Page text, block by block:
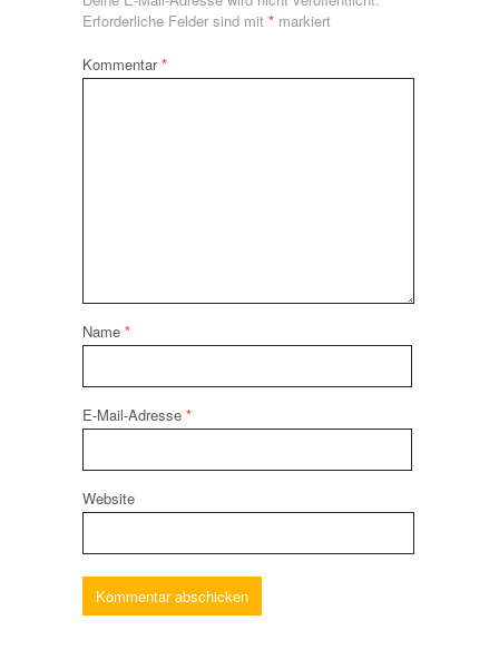
Erforderliche Felder sind mit * markiert
Kommentar*
Name *
E-Mail-Adresse *
Website